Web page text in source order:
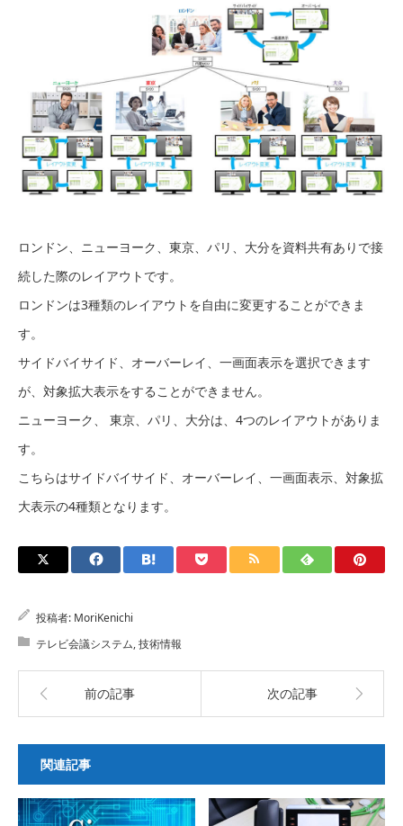
ロンドン、ニューヨーク、東京、パリ、大分を資料共有ありで接
続した際のレイアウトです。
ロンドンは3種類のレイアウトを自由に変更することができま
す。
サイドバイサイド、オーバーレイ、一画面表示を選択できます
が、対象拡大表示をすることができません。
ニューヨーク、 東京、パリ、大分は、4つのレイアウトがありま
す。
こちらはサイドバイサイド、オーバーレイ、一画面表示、対象拡
大表示の4種類となります。
投稿者: MoriKenichi
テレビ会議システム,技術情報
前の記事 次の記事
関連記事